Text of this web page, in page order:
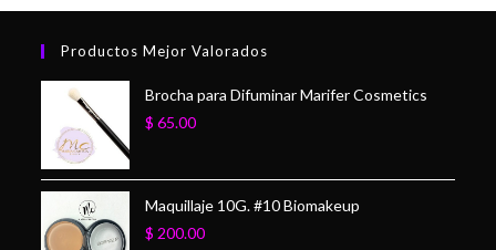
Productos Mejor Valorados
Brocha para Difuminar Marifer Cosmetics
$ 65.00
Maquillaje 10G. #10 Biomakeup
$ 200.00